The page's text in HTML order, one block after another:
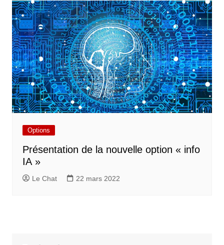
Options
Présentation de la nouvelle option « info
IA »
Le Chat 22 mars 2022